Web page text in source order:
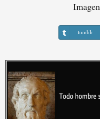
tumblr